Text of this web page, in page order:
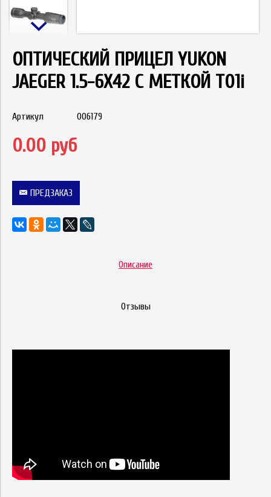
ОПТИЧЕСКИЙ ПРИЦЕЛ YUKON
JAEGER 1.5-6X42 С МЕТКОЙ T01i
Артикул 006179
0.00 руб
ПРЕДЗАКАЗ
Описание
Отзывы